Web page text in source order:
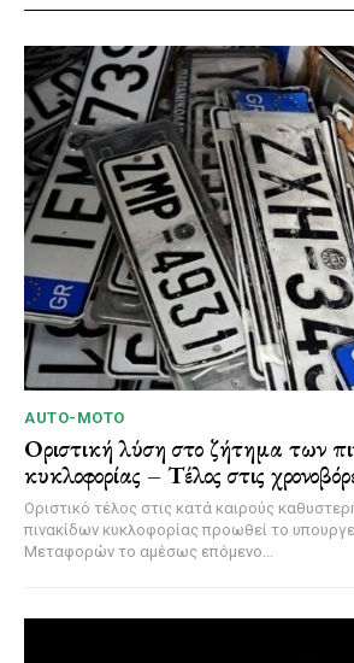
AUTO-MOTO
Οριστική λύση στο ζήτημα των
κυκλοφορίας – Τέλος στις
Οριστικό τέλος στις κατά καιρούς
πινακίδων κυκλοφορίας προωθεί το
Μεταφορών το αμέσως επόμενο...